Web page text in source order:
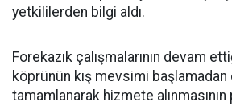
yetkililerden bilgi aldı.
Forekazık çalışmalarının devam
köprünün kış mevsimi başlamadan
tamamlanarak hizmete alınmasının